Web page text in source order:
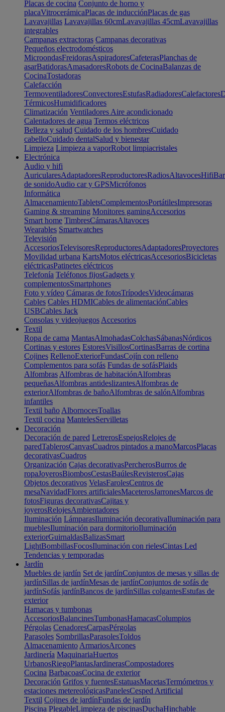
Placas de cocina Conjunto de horno y
placaVitrocerámicaPlacas de inducciónPlacas de gas
Lavavajillas Lavavajillas 60cmLavavajillas 45cmLavavajillas
integrables
Campanas extractoras Campanas decorativas
Pequeños electrodomésticos
MicroondasFreidorasAspiradoresCafeterasPlanchas de
asarBatidorasAmasadoresRobots de CocinaBalanzas de
CocinaTostadoras
Calefacción
TermoventiladoresConvectoresEstufasRadiadoresCalefactores
TérmicosHumidificadores
Climatización Ventiladores Aire acondicionado
Calentadores de agua Termos eléctricos
Belleza y salud Cuidado de los hombresCuidado
cabelloCuidado dentalSalud y bienestar
Limpieza Limpieza a vaporRobot limpiacristales
Electrónica
Audio y hifi
AuricularesAdaptadoresReproductoresRadiosAltavocesHifi
de sonidoAudio car y GPSMicrófonos
Informática
AlmacenamientoTabletsComplementosPortátilesImpresoras
Gaming & streaming Monitores gamingAccesorios
Smart home TimbresCámarasAltavoces
Wearables Smartwatches
Televisión
AccesoriosTelevisoresReproductoresAdaptadoresProyectores
Movilidad urbana KartsMotos eléctricasAccesoriosBicicletas
eléctricasPatinetes eléctricos
Telefonía Teléfonos fijosGadgets y
complementosSmartphones
Foto y vídeo Cámaras de fotosTrípodesVideocámaras
Cables Cables HDMICables de alimentaciónCables
USBCables Jack
Consolas y videojuegos Accesorios
Textil
Ropa de cama MantasAlmohadasColchasSábanasNórdicos
Cortinas y estores EstoresVisillosCortinasBarras de cortina
Cojines RellenoExteriorFundasCojín con relleno
Complementos para sofás Fundas de sofásPlaids
Alfombras Alfombras de habitaciónAlfombras
pequeñasAlfombras antideslizantesAlfombras de
exteriorAlfombras de bañoAlfombras de salónAlfombras
infantiles
Textil baño AlbornocesToallas
Textil cocina MantelesServilletas
Decoración
Decoración de pared LetrerosEspejosRelojes de
paredTablerosCanvasCuadros pintados a manoMarcosPlacas
decorativasCuadros
Organización Cajas decorativasPercherosBurros de
ropaJoyerosBiombosCestasBaúlesRevisterosCajas
Objetos decorativos VelasFarolesCentros de
mesaNavidadFlores artificialesMaceterosJarronesMarcos de
fotosFiguras decorativasCajitas y
joyerosRelojesAmbientadores
Iluminación LámparasIluminación decorativaIluminación para
mueblesIluminación para dormitorioIluminación
exteriorGuirnaldasBalizasSmart
LightBombillasFocosIluminación con rielesCintas Led
Tendencias y temporadas
Jardín
Muebles de jardín Set de jardínConjuntos de mesas y sillas de
jardínSillas de jardínMesas de jardínConjuntos de sofás de
jardínSofás jardínBancos de jardínSillas colgantesEstufas de
exterior
Hamacas y tumbonas
AccesoriosBalancinesTumbonasHamacasColumpios
Pérgolas CenadoresCarpasPérgolas
Parasoles SombrillasParasolesToldos
Almacenamiento ArmariosArcones
Jardinería MaquinariaHuertos
UrbanosRiegoPlantasJardinerasCompostadores
Cocina BarbacoasCocina de exterior
Decoración Grifos y fuentesEstatuasMacetasTermómetros y
estaciones metereológicasPanelesCesped Artificial
Textil Cojines de jardínFundas de jardín
Piscina PlegableLimpieza de piscinasDuchaHinchable